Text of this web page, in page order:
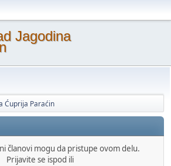
Jagodina
Ćuprija Paraćin
članovi mogu da pristupe ovom delu.
Prijavite se ispod ili